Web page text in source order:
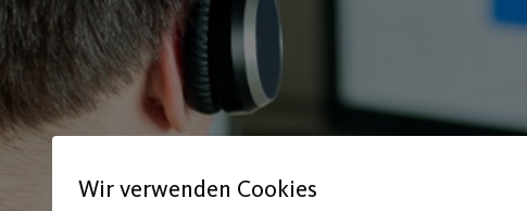
Wir verwenden Cookies